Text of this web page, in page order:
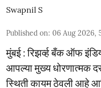
Swapnil S
Published on: 06 Aug 2026,
मुंबई : रिझर्व्ह बँक ऑफ
आपल्या मुख्य धोरणात्मक
स्थिती कायम ठेवली आहे